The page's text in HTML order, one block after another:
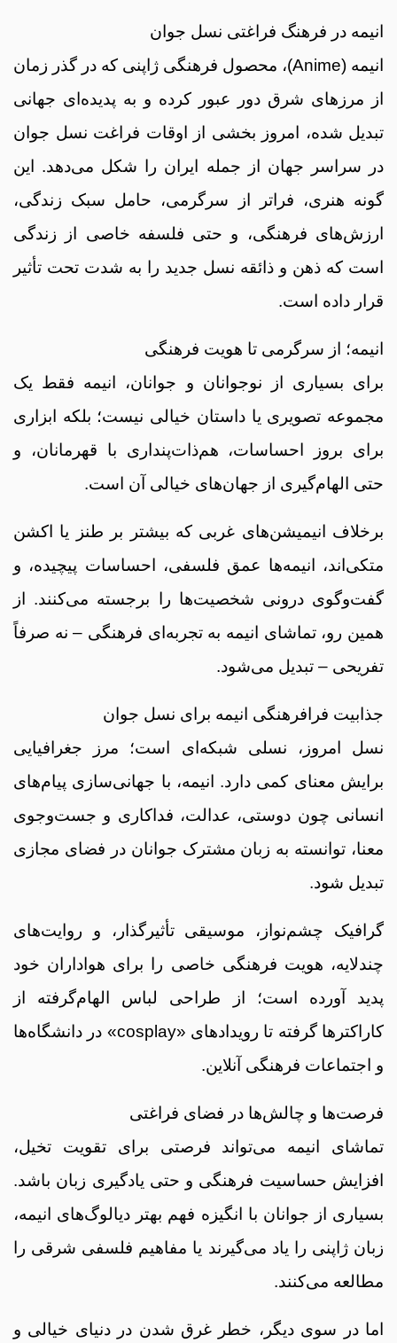
انیمه در فرهنگ فراغتی نسل جوان
انیمه (Anime)، محصول فرهنگی ژاپنی که در گذر زمان
از مرزهای شرق دور عبور کرده و به پدیده‌ای جهانی
تبدیل شده، امروز بخشی از اوقات فراغت نسل جوان
در سراسر جهان از جمله ایران را شکل می‌دهد. این
گونه هنری، فراتر از سرگرمی، حامل سبک زندگی،
ارزش‌های فرهنگی، و حتی فلسفه خاصی از زندگی
است که ذهن و ذائقه نسل جدید را به شدت تحت تأثیر
قرار داده است.
انیمه؛ از سرگرمی تا هویت فرهنگی
برای بسیاری از نوجوانان و جوانان، انیمه فقط یک
مجموعه تصویری یا داستان خیالی نیست؛ بلکه ابزاری
برای بروز احساسات، هم‌ذات‌پنداری با قهرمانان، و
حتی الهام‌گیری از جهان‌های خیالی آن است.
برخلاف انیمیشن‌های غربی که بیشتر بر طنز یا اکشن
متکی‌اند، انیمه‌ها عمق فلسفی، احساسات پیچیده، و
گفت‌وگوی درونی شخصیت‌ها را برجسته می‌کنند. از
همین رو، تماشای انیمه به تجربه‌ای فرهنگی – نه صرفاً
تفریحی – تبدیل می‌شود.
جذابیت فرافرهنگی انیمه برای نسل جوان
نسل امروز، نسلی شبکه‌ای است؛ مرز جغرافیایی
برایش معنای کمی دارد. انیمه، با جهانی‌سازی پیام‌های
انسانی چون دوستی، عدالت، فداکاری و جست‌وجوی
معنا، توانسته به زبان مشترک جوانان در فضای مجازی
تبدیل شود.
گرافیک چشم‌نواز، موسیقی تأثیرگذار، و روایت‌های
چندلایه، هویت فرهنگی خاصی را برای هواداران خود
پدید آورده است؛ از طراحی لباس الهام‌گرفته از
کاراکترها گرفته تا رویدادهای «cosplay» در دانشگاه‌ها
و اجتماعات فرهنگی آنلاین.
فرصت‌ها و چالش‌ها در فضای فراغتی
تماشای انیمه می‌تواند فرصتی برای تقویت تخیل،
افزایش حساسیت فرهنگی و حتی یادگیری زبان باشد.
بسیاری از جوانان با انگیزه فهم بهتر دیالوگ‌های انیمه،
زبان ژاپنی را یاد می‌گیرند یا مفاهیم فلسفی شرقی را
مطالعه می‌کنند.
اما در سوی دیگر، خطر غرق شدن در دنیای خیالی و